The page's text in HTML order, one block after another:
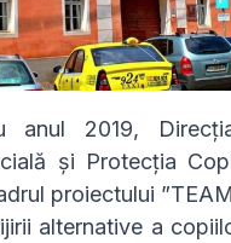
anul 2019,
și Protecția
proiectului
alternative a